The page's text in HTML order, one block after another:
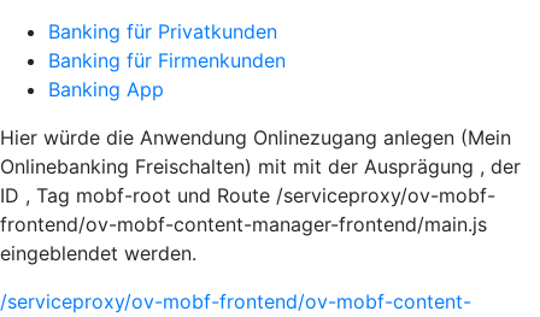
Banking für Privatkunden
Banking für Firmenkunden
Banking App
Hier würde die Anwendung Onlinezugang anlegen (Mein
Onlinebanking Freischalten) mit mit der Ausprägung , der
ID , Tag mobf-root und Route /serviceproxy/ov-mobf-
frontend/ov-mobf-content-manager-frontend/main.js
eingeblendet werden.
/serviceproxy/ov-mobf-frontend/ov-mobf-content-